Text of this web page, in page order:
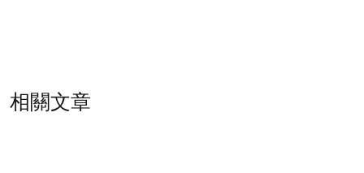
相關文章